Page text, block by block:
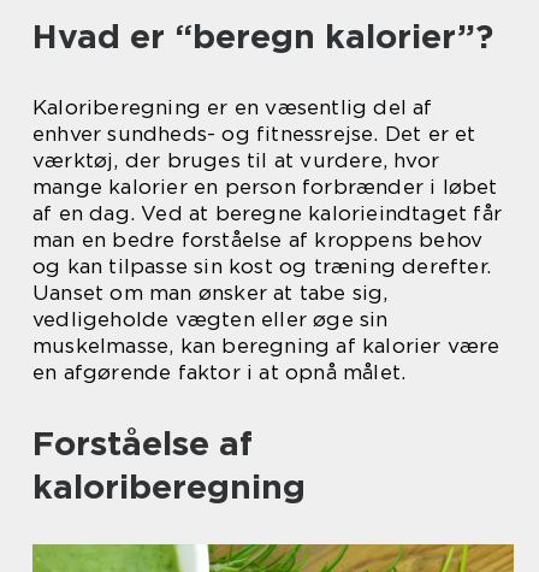
Hvad er “beregn kalorier”?
Kaloriberegning er en væsentlig del af
enhver sundheds- og fitnessrejse. Det er et
værktøj, der bruges til at vurdere, hvor
mange kalorier en person forbrænder i løbet
af en dag. Ved at beregne kalorieindtaget får
man en bedre forståelse af kroppens behov
og kan tilpasse sin kost og træning derefter.
Uanset om man ønsker at tabe sig,
vedligeholde vægten eller øge sin
muskelmasse, kan beregning af kalorier være
en afgørende faktor i at opnå målet.
Forståelse af
kaloriberegning